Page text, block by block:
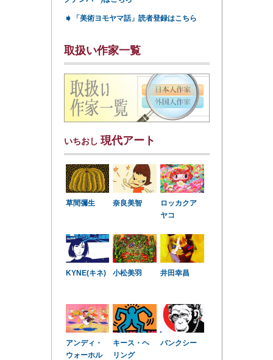
➧ 「美術ヨモヤマ話」読者登録はこちら
取扱い作家一覧
いちおし 現代アート
草間彌生 奈良美智
ロッカクア
ヤコ
KYNE(キネ) 小松美羽 井田幸昌
アンディ・
ウォーホル
キース・ヘ
リング
バンクシー